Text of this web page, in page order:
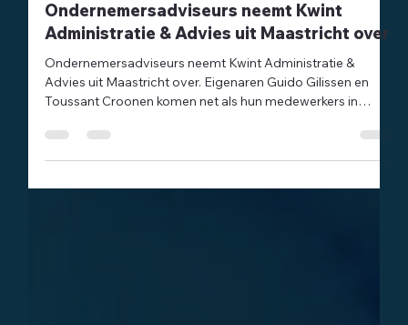
Redactie
22 dec 2025
2 minuten om te lezen
Bedrijfsnieuws
Ondernemersadviseurs neemt Kwint
Toussant Croonen komen net als hun medewerkers in